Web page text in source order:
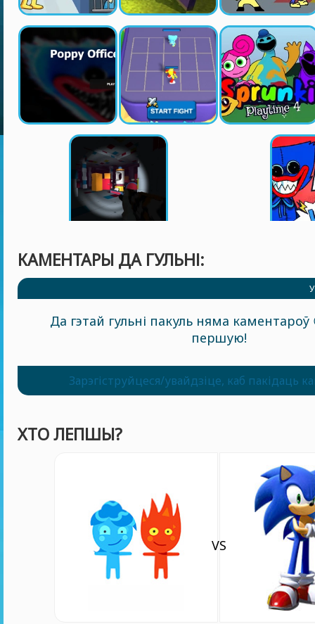
КАМЕНТАРЫ ДА ГУЛЬНІ:
Да гэтай гульні пакуль няма каментароў
першую!
Зарэгіструйцеся/увайдзіце, каб пакідаць
ХТО ЛЕПШЫ?
VS